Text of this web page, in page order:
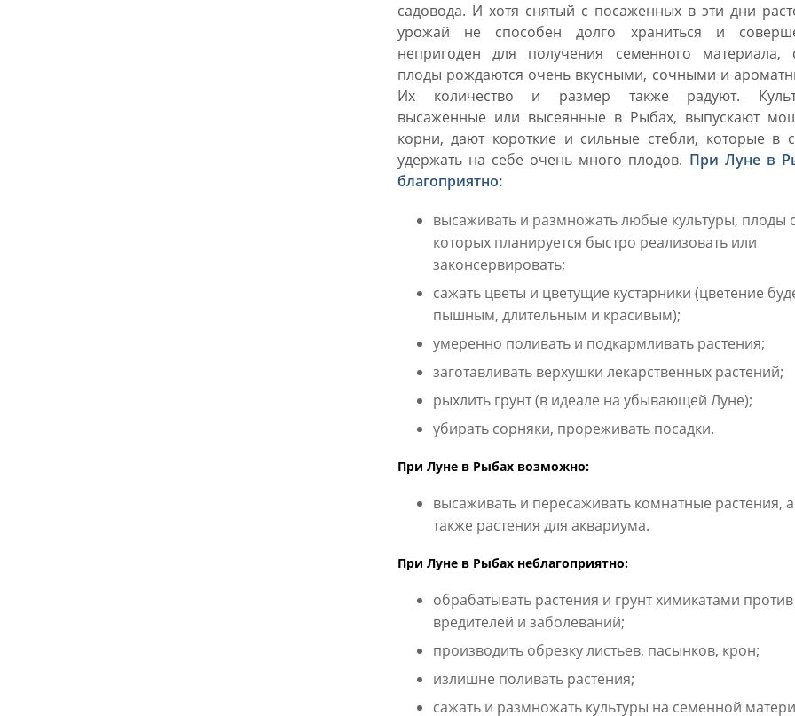
садовода. И хотя снятый с посаженных в эти дни
урожай не способен долго храниться и
непригоден для получения семенного материала,
плоды рождаются очень вкусными, сочными и
Их количество и размер также радуют.
высаженные или высеянные в Рыбах, выпускают
корни, дают короткие и сильные стебли, которые в
удержать на себе очень много плодов. При Луне в
благоприятно:
высаживать и размножать любые культуры, плоды
которых планируется быстро реализовать или
законсервировать;
сажать цветы и цветущие кустарники (цветение
пышным, длительным и красивым);
умеренно поливать и подкармливать растения;
заготавливать верхушки лекарственных растений;
рыхлить грунт (в идеале на убывающей Луне);
убирать сорняки, прореживать посадки.
При Луне в Рыбах возможно:
высаживать и пересаживать комнатные растения, а
также растения для аквариума.
При Луне в Рыбах неблагоприятно:
обрабатывать растения и грунт химикатами против
вредителей и заболеваний;
производить обрезку листьев, пасынков, крон;
излишне поливать растения;
сажать и размножать культуры на семенной